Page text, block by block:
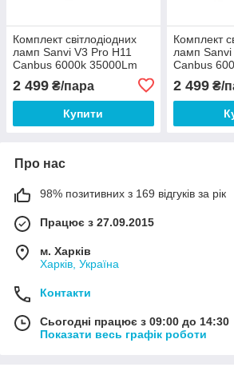
Комплект світлодіодних
ламп Sanvi V3 Pro H11
Canbus 6000k 35000Lm
2 499 ₴/пара
Купити
Комплект
ламп Sanvi
Canbus
2 499₴/
Про нас
98% позитивних з 169 відгуків за рік
Працює з 27.09.2015
м. Харків
Харків, Україна
Контакти
Сьогодні працює з 09:00 до 14:30
Показати весь графік роботи